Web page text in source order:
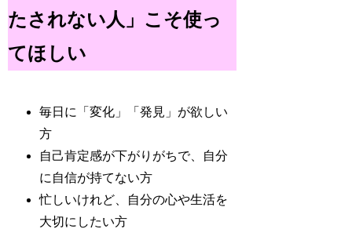
たされない人」こそ使っ
てほしい
毎日に「変化」「発見」が欲しい
方
自己肯定感が下がりがちで、自分
に自信が持てない方
忙しいけれど、自分の心や生活を
大切にしたい方